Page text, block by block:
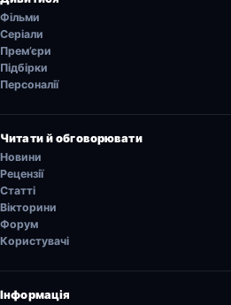
Фільми
Серіали
Прем’єри
Підбірки
Персоналії
Читати й обговорювати
Новини
Рецензії
Статті
Вікторини
Форум
Користувачі
Інформація